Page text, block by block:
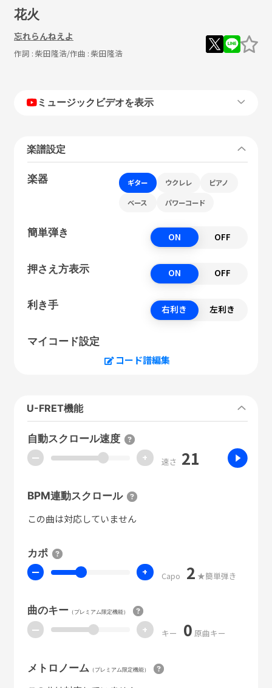
花火
忘れらんねえよ
作詞 : 柴田隆浩/作曲 : 柴田隆浩
ミュージックビデオを表示
楽譜設定
楽器 ギター ウクレレ ピアノ
ベース パワーコード
簡単弾き ON OFF
押さえ方表示 ON OFF
利き手 右利き 左利き
マイコード設定
コード譜編集
U-FRET機能
自動スクロール速度
ー + 速さ 21
BPM連動スクロール
この曲は対応していません
カポ
ー + Capo 2 ★簡単弾き
曲のキー（プレミアム限定機能）
ー + キー 0 原曲キー
メトロノーム （プレミアム限定機能）